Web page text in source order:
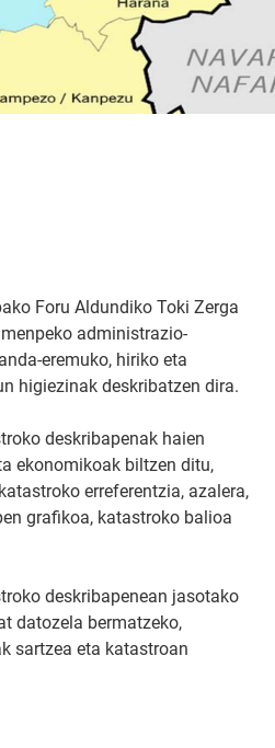
Foru Aldundiko Toki Zerga
administrazio-
eremuko, hiriko eta
higiezinak deskribatzen dira.
deskribapenak haien
ekonomikoak biltzen ditu,
erreferentzia, azalera,
grafikoa, katastroko balioa
deskribapenean jasotako
datozela bermatzeko,
sartzea eta katastroan